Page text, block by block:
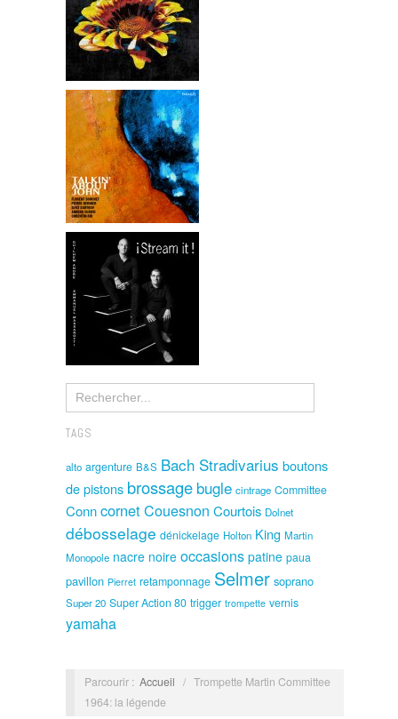
TAGS
alto argenture B&S Bach Stradivarius boutons
de pistons brossage bugle cintrage Committee
ConncornetCouesnon Courtois Dolnet
débosselage dénickelage Holton King Martin
Monopole nacre noire occasions patine paua
pavillon Pierret retamponnage Selmer soprano
Super 20 Super Action 80 trigger trompette vernis
yamaha
Parcourir : Accueil / Trompette Martin Committee
1964: la légende